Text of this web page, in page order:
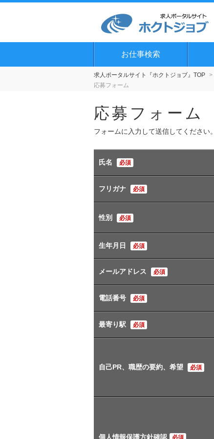
お仕事検索
求人ポータルサイト『ホクトジョブ』TOP
応募フォーム
応募フォーム
フォームに入力して送信してください。
氏名 必須
フリガナ 必須
性別 必須
生年月日 必須
メールアドレス 必須
電話番号 必須
最寄り駅 必須
自己PR、職歴の要約、希望 必須
個人情報保護方針確認 必須